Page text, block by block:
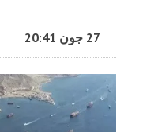
27 جون 20:41